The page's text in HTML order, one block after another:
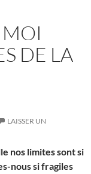
MOI
DE LA
LAISSER UN
nos limites sont si
nous si fragiles